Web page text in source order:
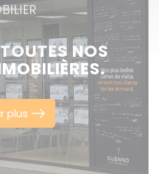
NOS
plus